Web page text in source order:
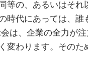
等の、あるいはそれ
時代にあっては、誰
は、企業の全力が
変わります。そのた